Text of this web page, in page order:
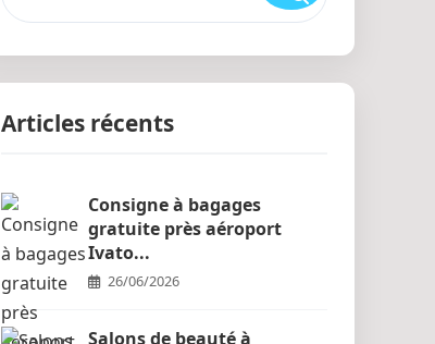
Articles récents
Consigne à bagages
gratuite près aéroport
Ivato...
26/06/2026
Salons de beauté à